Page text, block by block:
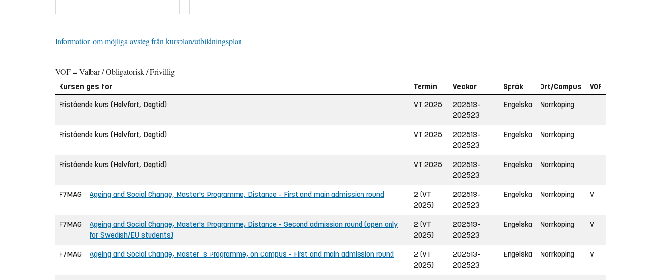
Information om möjliga avsteg från kursplan/utbildningsplan
VOF = Valbar / Obligatorisk / Frivillig
Kursen ges för Termin Veckor Språk Ort/Campus
VOF
Fristående kurs (Halvfart, Dagtid)
VT 2025
202513-
202523
Engelska Norrköping
Fristående kurs (Halvfart, Dagtid) VT 2025
202513-
202523
Engelska Norrköping
Fristående kurs (Halvfart, Dagtid) VT 2025
202513-
202523
Engelska Norrköping
F7MAG Ageing and Social Change, Master's Programme, Distance - First and main admission round
2 (VT
2025)
202513-
202523
Engelska Norrköping V
F7MAG
Ageing and Social Change, Master's Programme, Distance - Second admission round (open only
for Swedish/EU students)
2 (VT
2025)
202513-
202523
Engelska Norrköping V
F7MAG Ageing and Social Change, Master´s Programme, on Campus - First and main admission round
2 (VT
2025)
202513-
202523
Engelska Norrköping V